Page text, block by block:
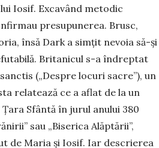
Iosif. Excavând metodic
presupu­nerea. Brusc,
însă Dark a simțit nevoia să-și
Britanicul s-a îndreptat
(„Despre locuri sacre”), un
relatează ce a aflat de la un
Sfântă în jurul anului 380
sau „Bi­serica Alăptării”,
de Maria și Iosif. Iar descrierea